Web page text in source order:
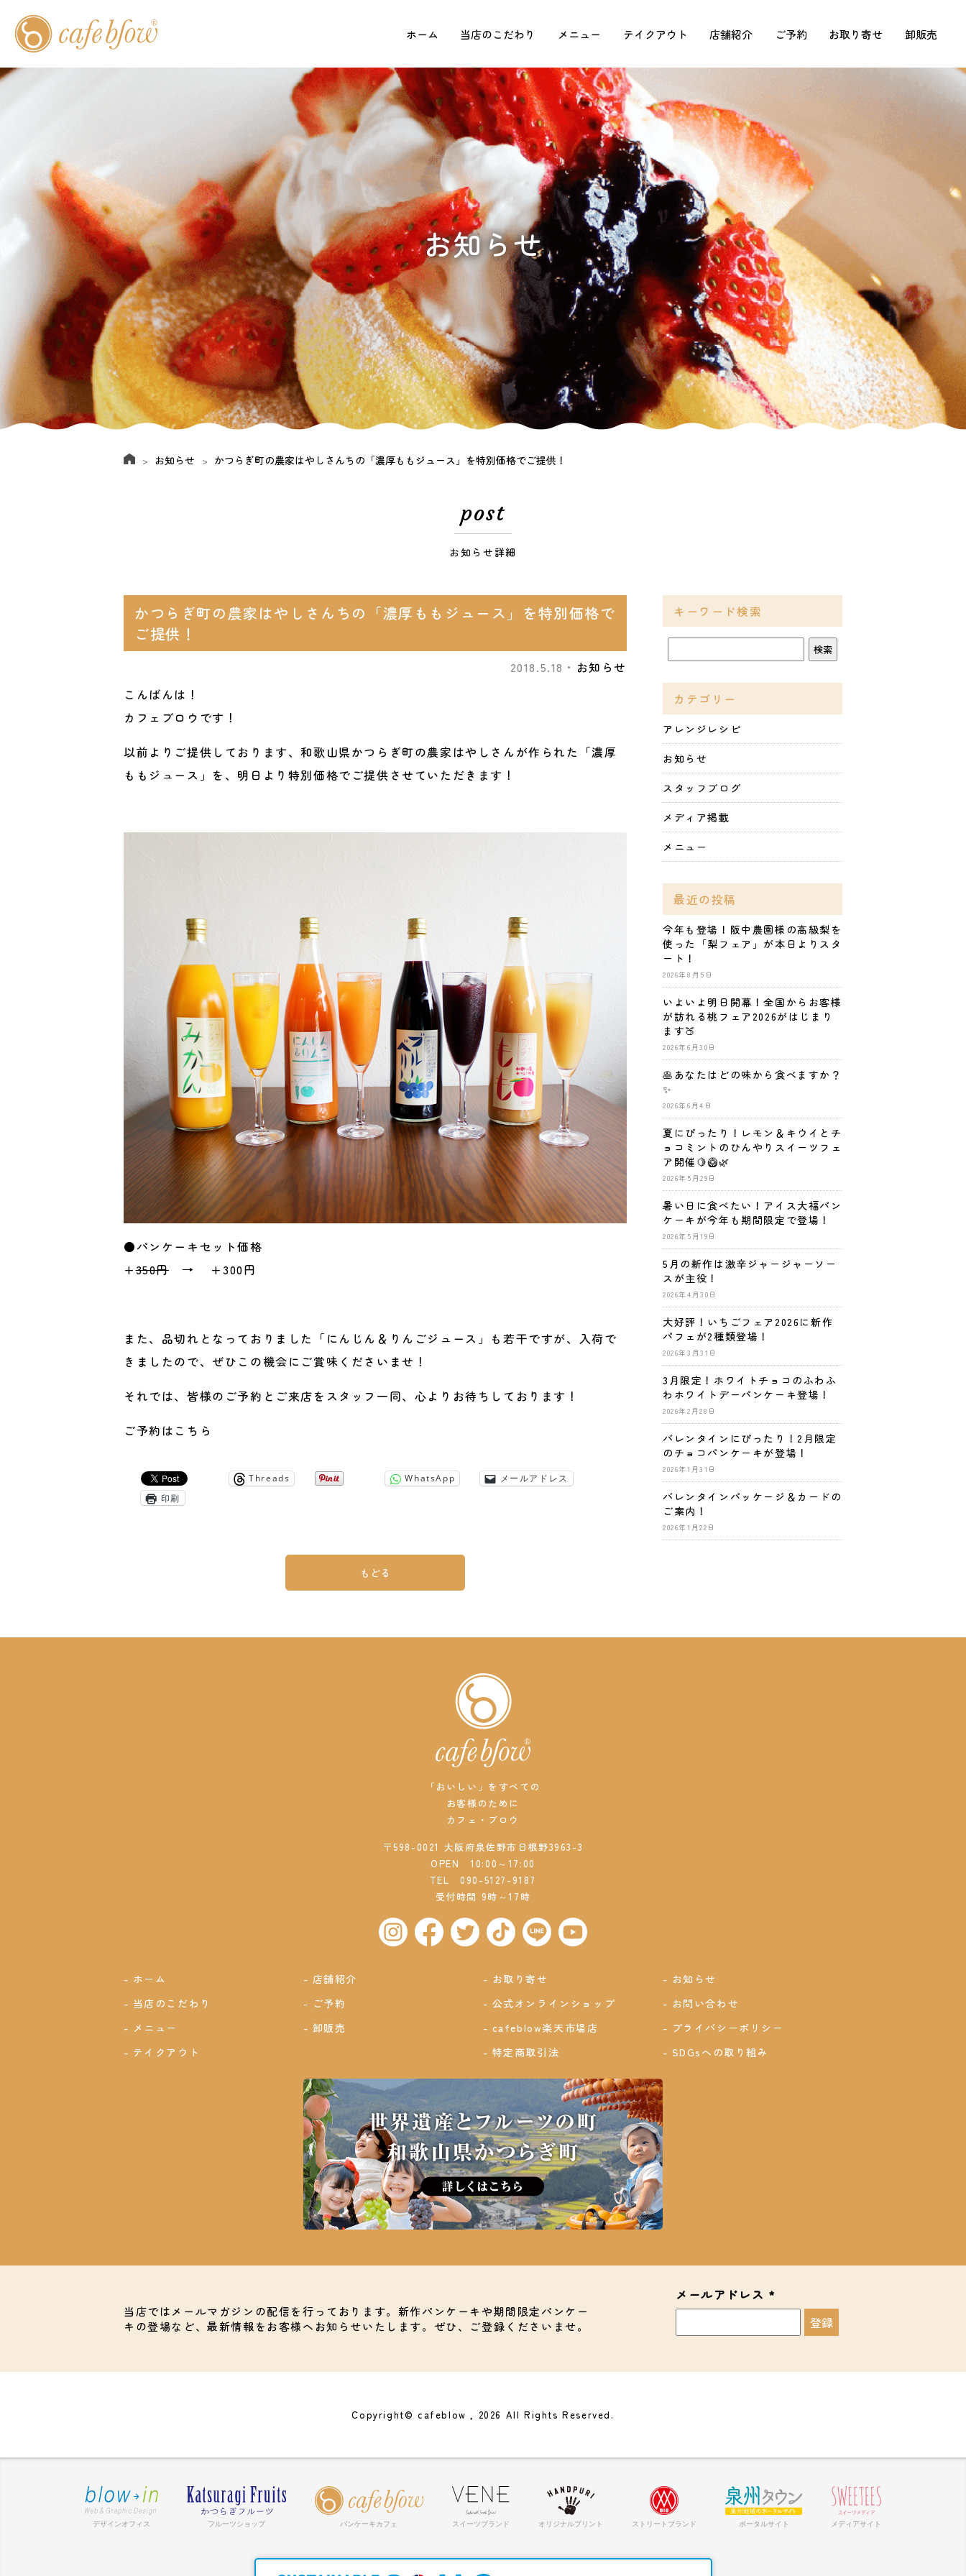
ホーム 当店のこだわり メニュー テイクアウト 店舗紹介 ご予約 お取り寄せ 卸販売
お知らせ
お知らせ かつらぎ町の農家はやしさんちの「濃厚ももジュース」を特別価格でご提供！
post
お知らせ詳細
かつらぎ町の農家はやしさんちの「濃厚ももジュース」を特別価格で
ご提供！
2018.5.18・ お知らせ
こんばんは！
カフェブロウです！
以前よりご提供しております、和歌山県かつらぎ町の農家はやしさんが作られた「濃厚
ももジュース」を、明日より特別価格でご提供させていただきます！
●パンケーキセット価格
+350円 → +300円
また、品切れとなっておりました「にんじん＆りんごジュース」も若干ですが、入荷で
きましたので、ぜひこの機会にご賞味くださいませ！
それでは、皆様のご予約とご来店をスタッフ一同、心よりお待ちしております！
ご予約はこちら
Threads WhatsApp
メールアドレス
印刷
もどる
キーワード検索
カテゴリー
アレンジレシピ
お知らせ
スタッフブログ
メディア掲載
メニュー
最近の投稿
今年も登場！阪中農園様の高級梨を
使った「梨フェア」が本日よりスタ
ート！
2026年8月5日
いよいよ明日開幕！全国からお客様
が訪れる桃フェア2026がはじまり
ます🍑
2026年6月30日
🥞あなたはどの味から食べますか？
✨
2026年6月4日
夏にぴったり！レモン＆キウイとチ
ョコミントのひんやりスイーツフェ
ア開催🍋🥝🌿
2026年5月29日
暑い日に食べたい！アイス大福パン
ケーキが今年も期間限定で登場！
2026年5月19日
5月の新作は激辛ジャージャーソー
スが主役！
2026年4月30日
大好評！いちごフェア2026に新作
パフェが2種類登場！
2026年3月31日
3月限定！ホワイトチョコのふわふ
わホワイトデーパンケーキ登場！
2026年2月28日
バレンタインにぴったり！2月限定
のチョコパンケーキが登場！
2026年1月31日
バレンタインパッケージ＆カードの
ご案内！
2026年1月22日
「おいしい」をすべての
お客様のために
カフェ・ブロウ
〒598-0021 大阪府泉佐野市日根野3963-3
OPEN 10:00～17:00
TEL090-5127-9187
受付時間 9時～17時
ホーム
当店のこだわり
メニュー
テイクアウト
店舗紹介
ご予約
卸販売
お取り寄せ
公式オンラインショップ
cafeblow楽天市場店
特定商取引法
お知らせ
お問い合わせ
プライバシーポリシー
SDGsへの取り組み
当店ではメールマガジンの配信を行っております。新作パンケーキや期間限定パンケー
キの登場など、最新情報をお客様へお知らせいたします。ぜひ、ご登録くださいませ。
メールアドレス *
Copyright© cafeblow , 2026 All Rights Reserved.
デザインオフィス フルーツショップ パンケーキカフェ スイーツブランド オリジナルプリント ストリートブランド ポータルサイト メディアサイト